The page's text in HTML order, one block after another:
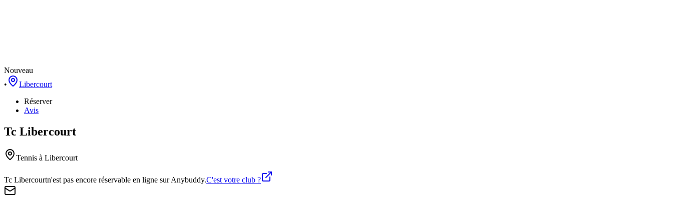
Nouveau
•
Libercourt
Réserver
Avis
Tc Libercourt
Tennis à Libercourt
Tc Libercourtn'est pas encore réservable en ligne sur Anybuddy.C'est votre club ?